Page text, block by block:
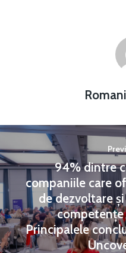
94% dintre
companiile care
de dezvoltare
competențe
Principalele